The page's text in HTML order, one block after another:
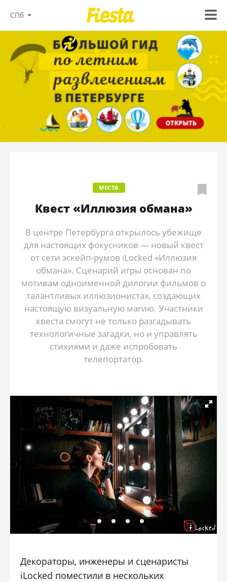
СПб
МЕСТА
Квест «Иллюзия обмана»
В центре Петербурга открылось убежище
для настоящих фокусников — новый квест
от сети эскейп-румов iLocked «Иллюзия
обмана». Сценарий игры основан по
мотивам одноименной дилогии фильмов о
талантливых иллюзионистах, создающих
настоящую визуальную магию. Участники
квеста смогут не только разгадывать
технологичные загадки, но и управлять
стихиями и даже испробовать
телепортатор.
Декораторы, инженеры и сценаристы
iLocked поместили в нескольких